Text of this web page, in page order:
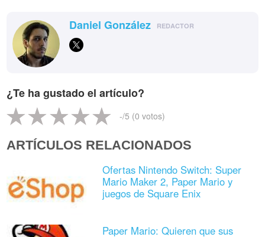
Daniel González REDACTOR
¿Te ha gustado el artículo?
-/5 (0 votos)
ARTÍCULOS RELACIONADOS
Ofertas Nintendo Switch: Super
Mario Maker 2, Paper Mario y
juegos de Square Enix
Paper Mario: Quieren que sus